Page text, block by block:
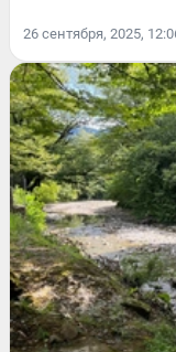
26 сентября, 2025,